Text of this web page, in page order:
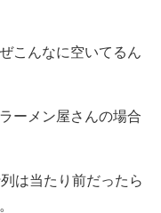
こんなに空いてるん
ーメン屋さんの場合
は当たり前だったら